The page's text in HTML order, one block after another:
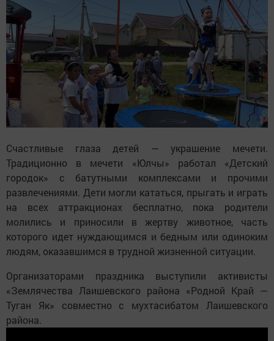
Счастливые глаза детей — украшение мечети.
Традиционно в мечети «Юлчы» работал «Детский
городок» с батутными комплексами и прочими
развлечениями. Дети могли кататься, прыгать и играть
на всех аттракционах бесплатно, пока родители
молились и приносили в жертву животное, часть
которого идет нуждающимся и бедным или одиноким
людям, оказавшимся в трудной жизненной ситуации.
Организаторами праздника выступили активисты
«Землячества Лаишевского района «Родной Край —
Туган Як» совместно с мухтасибатом Лаишевского
района.